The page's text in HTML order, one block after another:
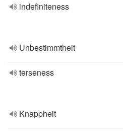
indefiniteness
Unbestimmtheit
terseness
Knappheit